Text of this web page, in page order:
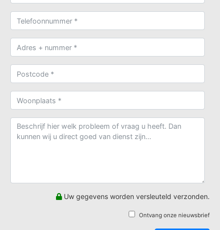
Uw gegevens worden versleuteld verzonden.
Ontvang onze nieuwsbrief